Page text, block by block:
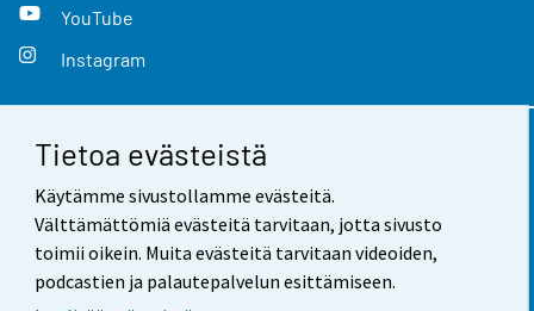
Tietoa evästeistä
Käytämme sivustollamme evästeitä.
Välttämättömiä evästeitä tarvitaan, jotta sivusto
toimii oikein. Muita evästeitä tarvitaan videoiden,
podcastien ja palautepalvelun esittämiseen.
YouTube
Instagram
Yhteystiedot
Palaute
Käyttöehdot